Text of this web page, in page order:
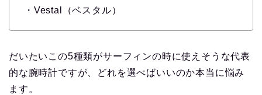
・Vestal（ベスタル）
だいたいこの5種類がサーフィンの時に使えそうな代表
的な腕時計ですが、どれを選べばいいのか本当に悩み
ます。